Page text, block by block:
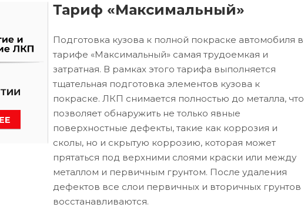
Тариф «Максимальный»
Подготовка кузова к полной покраске автомобиля в
тарифе «Максимальный» самая трудоемкая и
затратная. В рамках этого тарифа выполняется
тщательная подготовка элементов кузова к
покраске. ЛКП снимается полностью до металла, что
позволяет обнаружить не только явные
поверхностные дефекты, такие как коррозия и
сколы, но и скрытую коррозию, которая может
прятаться под верхними слоями краски или между
металлом и первичным грунтом. После удаления
дефектов все слои первичных и вторичных грунтов
восстанавливаются.